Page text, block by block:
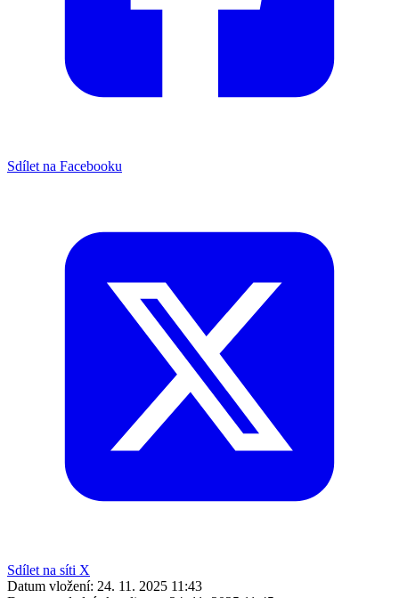
Sdílet na Facebooku
Sdílet na síti X
Datum vložení: 24. 11. 2025 11:43